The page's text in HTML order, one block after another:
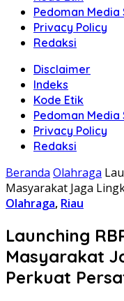
Pedoman Media
Privacy Policy
Redaksi
Disclaimer
Indeks
Kode Etik
Pedoman Media
Privacy Policy
Redaksi
Beranda Olahraga
Masyarakat Jaga
Olahraga, Riau
Launching
Masyarakat
Perkuat